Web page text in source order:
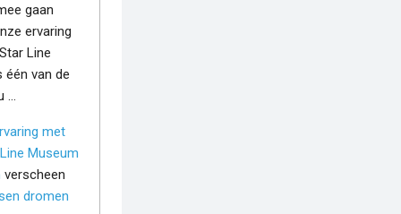
gaan
ervaring
Line
één van de
met
Museum
verscheen
dromen